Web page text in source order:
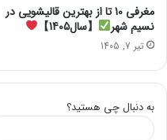
مغرفی 10 تا از بهترین قالیشویی در
نسیم شهر
【سال1405】
تیر 7, 1405
به دنبال چی هستید؟